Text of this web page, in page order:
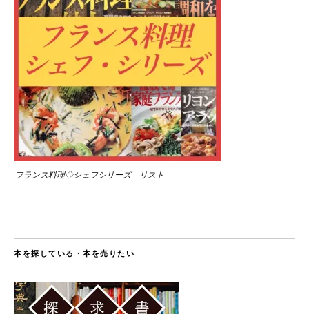
フランス料理◇シェフシリーズ リスト
本を探している・本を売りたい